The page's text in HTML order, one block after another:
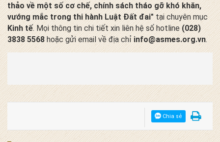
thảo về một số cơ chế, chính sách tháo gỡ khó khăn,
vướng mắc trong thi hành Luật Đất đai"tại chuyên mục
Kinh tế. Mọi thông tin chi tiết xin liên hệ số hotline(028)
3838 5568hoặc gửi email về địa chỉinfo@asmes.org.vn.
Chia sẻ